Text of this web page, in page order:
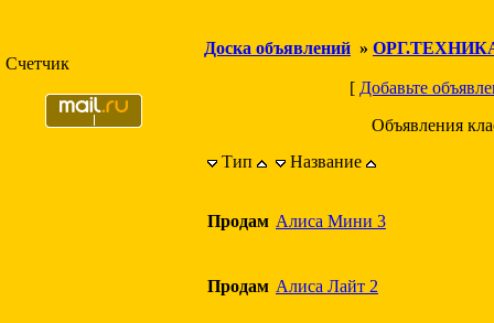
Счетчик
Доска объявлений »
[ Добавьте
Объявления
Тип
Название
Продам Алиса Мини 3
Продам Алиса Лайт 2